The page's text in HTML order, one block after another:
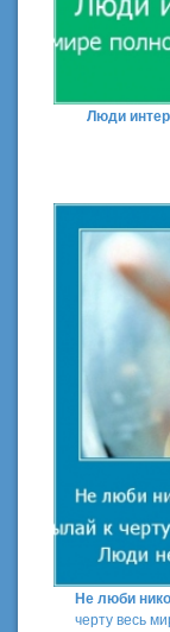
Люди
Не люби
черту весь